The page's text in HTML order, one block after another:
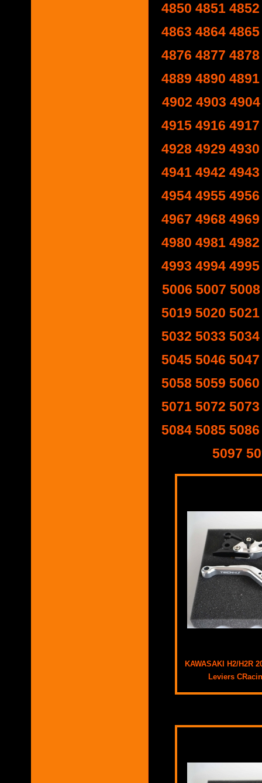
4850 4851 4852
4863 4864 4865
4876 4877 4878
4889 4890 4891
4902 4903 4904
4915 4916 4917
4928 4929 4930
4941 4942 4943
4954 4955 4956
4967 4968 4969
4980 4981 4982
4993 4994 4995
5006 5007 5008
5019 5020 5021
5032 5033 5034
5045 5046 5047
5058 5059 5060
5071 5072 5073
5084 5085 5086
5097
KAWASAKI H2/H2R
Leviers